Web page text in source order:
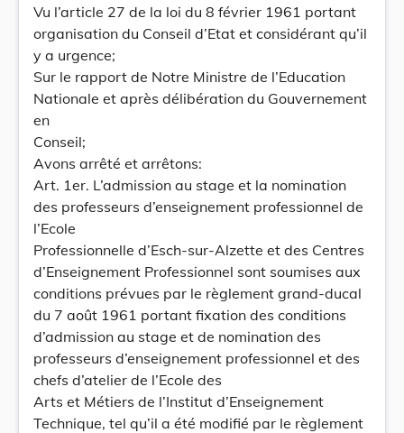
Vu l’article 27 de la loi du 8 février 1961 portant
organisation du Conseil d’Etat et considérant qu’il
y a urgence;
Sur le rapport de Notre Ministre de l’Education
Nationale et après délibération du Gouvernement
en
Conseil;
Avons arrêté et arrêtons:
Art. 1er. L’admission au stage et la nomination
des professeurs d’enseignement professionnel de
l’Ecole
Professionnelle d’Esch-sur-Alzette et des Centres
d’Enseignement Professionnel sont soumises aux
conditions prévues par le règlement grand-ducal
du 7 août 1961 portant fixation des conditions
d’admission au stage et de nomination des
professeurs d’enseignement professionnel et des
chefs d’atelier de l’Ecole des
Arts et Métiers de l’Institut d’Enseignement
Technique, tel qu’il a été modifié par le règlement